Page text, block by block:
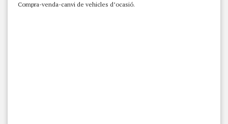
Compra-venda-canvi de vehicles d’ocasió.